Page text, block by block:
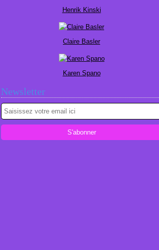
Henrik Kinski
Claire Basler
Karen Spano
Newsletter